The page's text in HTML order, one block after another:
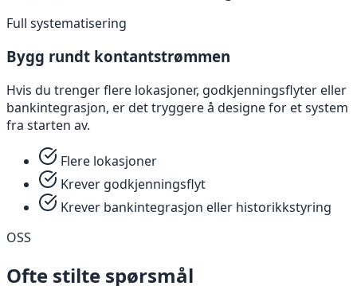
Full systematisering
Bygg rundt kontantstrømmen
Hvis du trenger flere lokasjoner, godkjenningsflyter eller
bankintegrasjon, er det tryggere å designe for et system
fra starten av.
Flere lokasjoner
Krever godkjenningsflyt
Krever bankintegrasjon eller historikkstyring
OSS
Ofte stilte spørsmål